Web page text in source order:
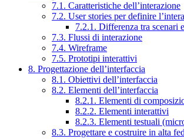
7.1. Caratteristiche dell’interazione
7.2. User stories per definire
7.2.1. Differenza tra scenari
7.3. Flussi di interazione
7.4. Wireframe
7.5. Prototipi interattivi
8. Progettazione dell’interfaccia
8.1. Obiettivi dell’interfaccia
8.2. Elementi dell’interfaccia
8.2.1. Elementi di
8.2.2. Elementi interattivi
8.2.3. Elementi testuali
8.3. Progettare e costruire in alta